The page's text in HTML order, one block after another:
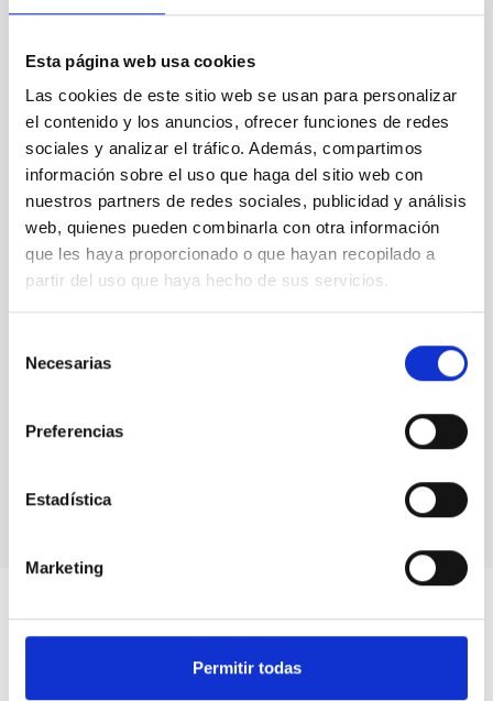
Esta página web usa cookies
Las cookies de este sitio web se usan para personalizar
el contenido y los anuncios, ofrecer funciones de redes
sociales y analizar el tráfico. Además, compartimos
información sobre el uso que haga del sitio web con
nuestros partners de redes sociales, publicidad y análisis
web, quienes pueden combinarla con otra información
que les haya proporcionado o que hayan recopilado a
partir del uso que haya hecho de sus servicios.
Necesarias
Preferencias
Estadística
Marketing
Permitir todas
Animaciones Conceptos Astrofísicos